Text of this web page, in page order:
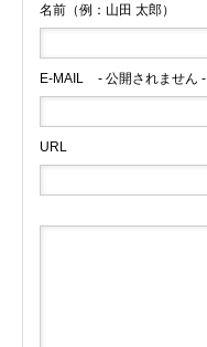
名前（例：山田 太郎）
E-MAIL - 公開されません -
URL